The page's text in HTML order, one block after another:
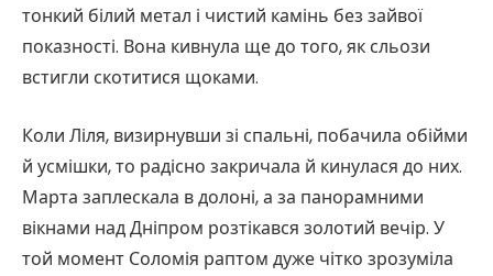
тонкий білий метал і чистий камінь без зайвої
показності. Вона кивнула ще до того, як сльози
встигли скотитися щоками.
Коли Ліля, визирнувши зі спальні, побачила обійми
й усмішки, то радісно закричала й кинулася до них.
Марта заплескала в долоні, а за панорамними
вікнами над Дніпром розтікався золотий вечір. У
той момент Соломія раптом дуже чітко зрозуміла